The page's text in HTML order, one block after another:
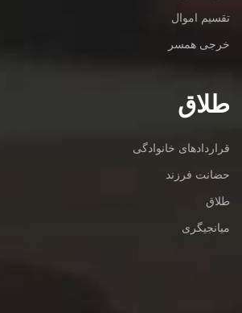
تقسیم اموال
خرجی همسر
طلاق
قراردادهای خانوادگی
حضانت فرزند
طلاق
میانجیگری